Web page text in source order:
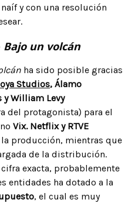
y con una resolución
Bajo un volcán
ha sido posible gracias
Studios, Álamo
y William Levy
del protagonista) para el
Vix. Netflix y RTVE
producción, mientras que
de la distribución.
exacta, probablemente
entidades ha dotado a la
, el cual es muy